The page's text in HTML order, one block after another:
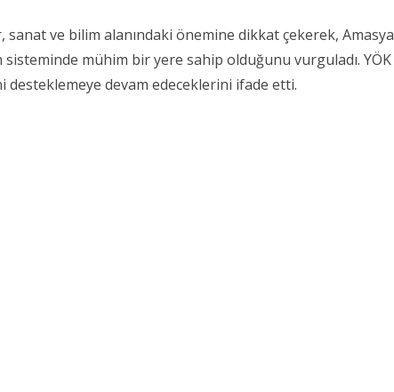
sanat ve bilim alanındaki önemine dikkat çekerek, Amasya
mühim bir yere sahip olduğunu vurguladı. YÖK
devam edeceklerini ifade etti.